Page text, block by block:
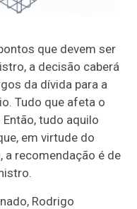
que devem ser
a decisão caberá
da dívida para a
Tudo que afeta o
tudo aquilo
em virtude do
a recomendação é de
Rodrigo